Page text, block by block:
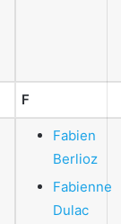
F
Fabien
Berlioz
Fabienne
Dulac